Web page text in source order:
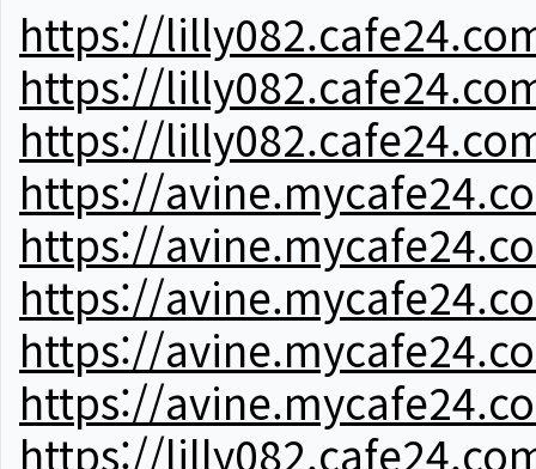
https://
https://
https://
https://
https://
https://
https://
https://
https://